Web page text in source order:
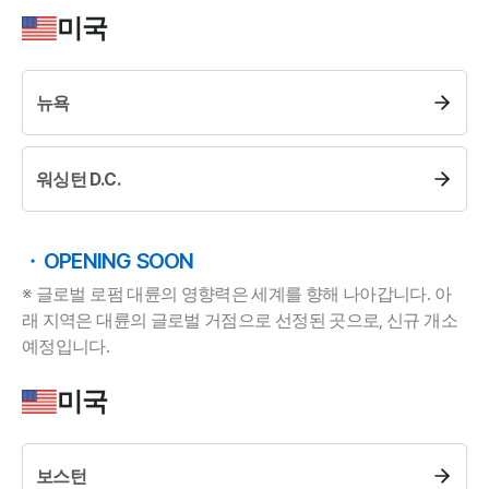
부소개
글로벌 파트너 로펌
AI대륜
이혼 법률정보
미국
뉴욕
워싱턴 D.C.
OPENING SOON
※ 글로벌 로펌 대륜의 영향력은 세계를 향해 나아갑니다. 아
래 지역은 대륜의 글로벌 거점으로 선정된 곳으로, 신규 개소
예정입니다.
미국
보스턴